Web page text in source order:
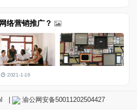
络营销推广？
2021-1-16
渝公网安备50011202504427